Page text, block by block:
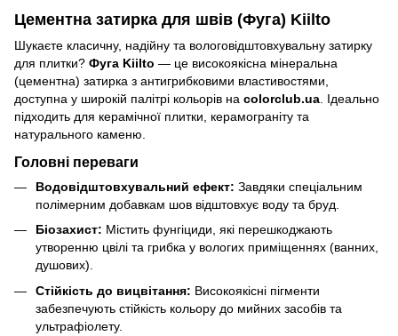
Цементна затирка для швів (Фуга) Kiilto
Шукаєте класичну, надійну та вологовідштовхувальну затирку
для плитки? Фуга Kiilto — це високоякісна мінеральна
(цементна) затирка з антигрибковими властивостями,
доступна у широкій палітрі кольорів на colorclub.ua . Ідеально
підходить для керамічної плитки, керамограніту та
натурального каменю.
Головні переваги
Водовідштовхувальний ефект: Завдяки спеціальним
полімерним добавкам шов відштовхує воду та бруд.
Біозахист: Містить фунгіциди, які перешкоджають
утворенню цвілі та грибка у вологих приміщеннях (ванних,
душових).
Стійкість до вицвітання: Високоякісні пігменти
забезпечують стійкість кольору до мийних засобів та
ультрафіолету.